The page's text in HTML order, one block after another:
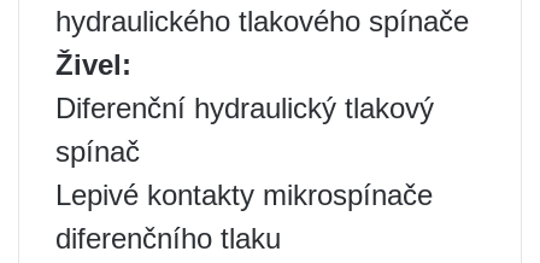
hydraulického tlakového spínače
Živel:
Diferenční hydraulický tlakový
spínač
Lepivé kontakty mikrospínače
diferenčního tlaku